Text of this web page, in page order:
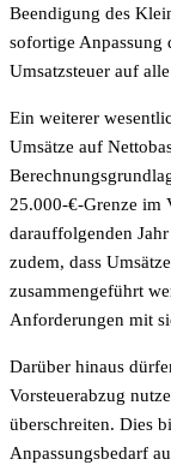
Beendigung des
sofortige Anpassung
Umsatzsteuer auf
Ein weiterer
Umsätze auf
25.000-€-Grenze im
darauffolgenden
zudem, dass
zusammengeführt
Anforderungen mit
Darüber hinaus
Vorsteuerabzug
überschreiten. Dies
Anpassungsbedarf